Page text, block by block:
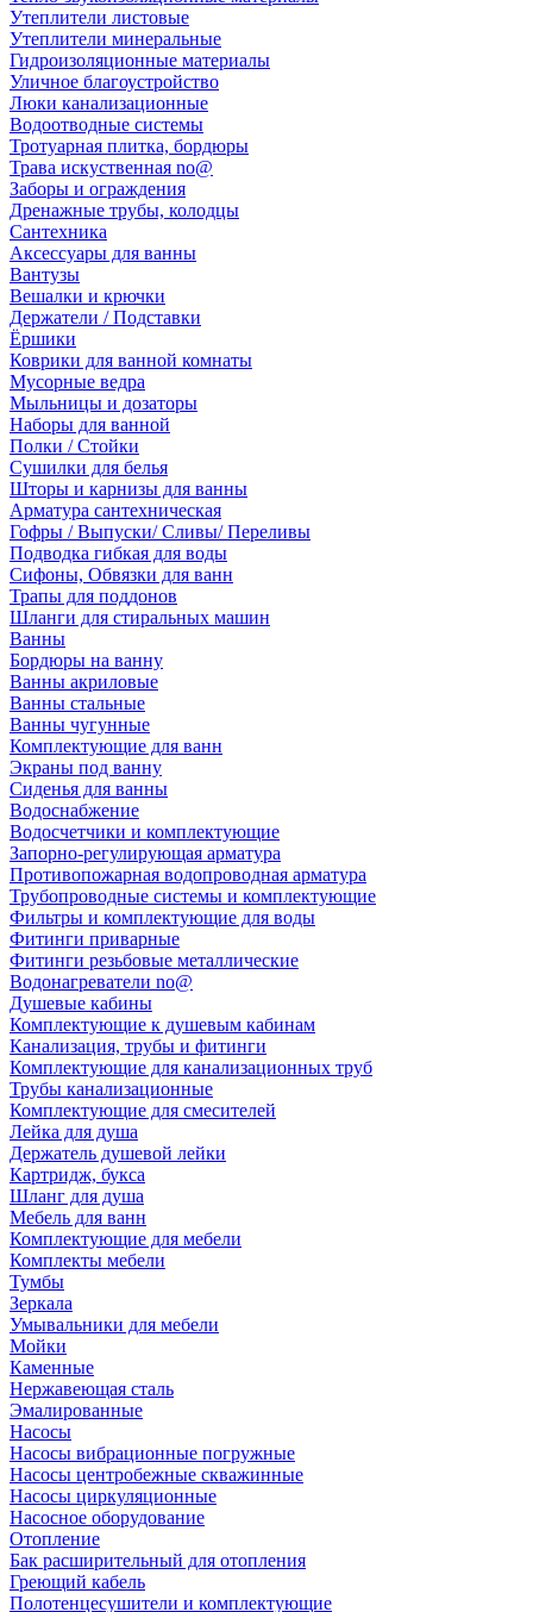
Утеплители листовые
Утеплители минеральные
Гидроизоляционные материалы
Уличное благоустройство
Люки канализационные
Водоотводные системы
Тротуарная плитка, бордюры
Трава искуственная no@
Заборы и ограждения
Дренажные трубы, колодцы
Сантехника
Аксессуары для ванны
Вантузы
Вешалки и крючки
Держатели / Подставки
Ёршики
Коврики для ванной комнаты
Мусорные ведра
Мыльницы и дозаторы
Наборы для ванной
Полки / Стойки
Сушилки для белья
Шторы и карнизы для ванны
Арматура сантехническая
Гофры / Выпуски/ Сливы/ Переливы
Подводка гибкая для воды
Сифоны, Обвязки для ванн
Трапы для поддонов
Шланги для стиральных машин
Ванны
Бордюры на ванну
Ванны акриловые
Ванны стальные
Ванны чугунные
Комплектующие для ванн
Экраны под ванну
Сиденья для ванны
Водоснабжение
Водосчетчики и комплектующие
Запорно-регулирующая арматура
Противопожарная водопроводная арматура
Трубопроводные системы и комплектующие
Фильтры и комплектующие для воды
Фитинги приварные
Фитинги резьбовые металлические
Водонагреватели no@
Душевые кабины
Комплектующие к душевым кабинам
Канализация, трубы и фитинги
Комплектующие для канализационных труб
Трубы канализационные
Комплектующие для смесителей
Лейка для душа
Держатель душевой лейки
Картридж, букса
Шланг для душа
Мебель для ванн
Комплектующие для мебели
Комплекты мебели
Тумбы
Зеркала
Умывальники для мебели
Мойки
Каменные
Нержавеющая сталь
Эмалированные
Насосы
Насосы вибрационные погружные
Насосы центробежные скважинные
Насосы циркуляционные
Насосное оборудование
Отопление
Бак расширительный для отопления
Греющий кабель
Полотенцесушители и комплектующие